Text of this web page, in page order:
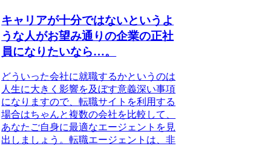
キャリアが十分ではないというよ
うな人がお望み通りの企業の正社
員になりたいなら…。
どういった会社に就職するかというのは
人生に大きく影響を及ぼす意義深い事項
になりますので、転職サイトを利用する
場合はちゃんと複数の会社を比較して、
あなたご自身に最適なエージェントを見
出しましょう。転職エージェントは、非